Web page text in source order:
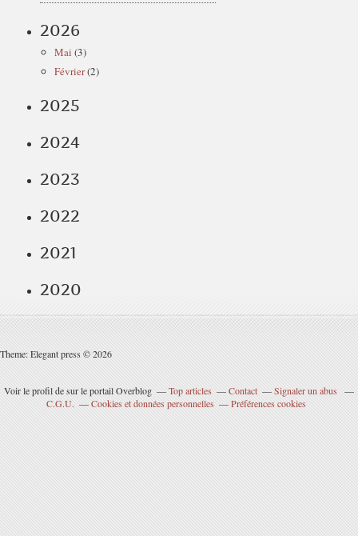
2026
Mai (3)
Février(2)
2025
2024
2023
2022
2021
2020
Theme: Elegant press © 2026
Voir le profil desur le portail Overblog Top articles Contact
Signaler un abus
C.G.U.
Cookies et données personnelles Préférences cookies